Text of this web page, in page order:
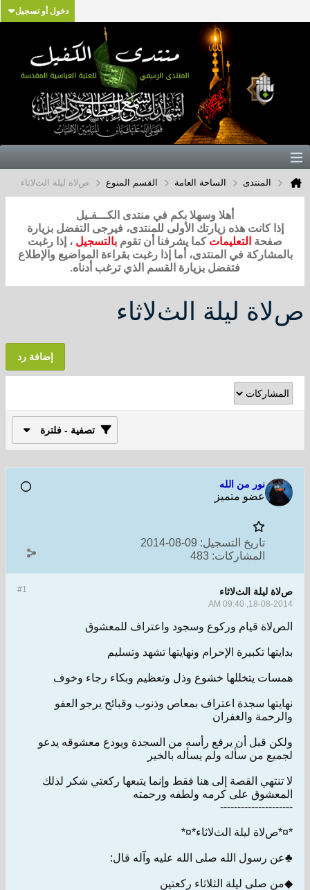
دخول أو تسجيل
المنتدى الساحة العامة القسم المنوع صﻻة ليلة الثﻻثاء
أهلا وسهلا بكم في منتدى الكـــفـيل
إذا كانت هذه زيارتك الأولى للمنتدى، فيرجى التفضل بزيارة
صفحة التعليمات كما يشرفنا أن تقوم بالتسجيل ، إذا رغبت
بالمشاركة في المنتدى، أما إذا رغبت بقراءة المواضيع والإطلاع
فتفضل بزيارة القسم الذي ترغب أدناه.
صﻻة ليلة الثﻻثاء
إضافة رد
تصفية - فلترة
نور من الله
عضو متميز
تاريخ التسجيل: 09-08-2014
المشاركات: 483
#1 صﻻة ليلة الثﻻثاء
18-08-2014, 09:40 AM
الصﻻة قيام وركوع وسجود واعتراف للمعشوق
بدايتها تكبيرة اﻹحرام ونهايتها تشهد وتسليم
همسات يتخللها خشوع وذل وتعظيم وبكاء رجاء وخوف
نهايتها سجدة اعتراف بمعاص وذنوب وقبائح يرجو العفو
والرحمة والغفران
ولكن قبل أن يرفع رأسه من السجدة ويودع معشوقه يدعو
لجميع من سأله ولم يسأله بالخير
ﻻ تنتهي القصة إلى هنا فقط وإنما يتبعها ركعتي شكر لذلك
المعشوق على كرمه ولطفه ورحمته
---------------------
*¤*صﻻة ليلة الثﻻثاء*¤*
♣عن رسول الله صلى الله عليه وآله قال:
◆من صلى ليلة الثلاثاء ركعتين